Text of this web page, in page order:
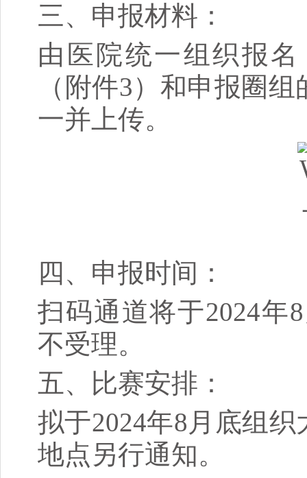
三、申报材料：
由医院统一组织报
（附件3）和申报圈
一并上传。
四、申报时间：
扫码通道将于2024年
不受理。
五、比赛安排：
拟于2024年8月底组
地点另行通知。